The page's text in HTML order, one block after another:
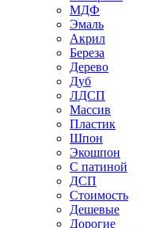
МДФ
Эмаль
Акрил
Береза
Дерево
Дуб
ЛДСП
Массив
Пластик
Шпон
Экошпон
С патиной
ДСП
Стоимость
Дешевые
Дорогие